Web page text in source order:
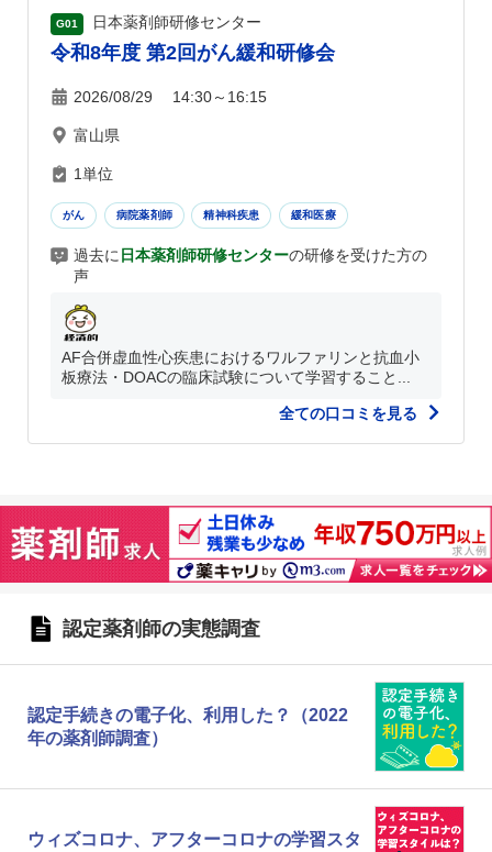
G01 日本薬剤師研修センター
令和8年度 第2回がん緩和研修会
2026/08/29 14:30～16:15
富山県
1単位
がん 病院薬剤師 精神科疾患 緩和医療
過去に 日本薬剤師研修センターの研修を受けた方の
声
AF合併虚血性心疾患におけるワルファリンと抗血小
板療法・DOACの臨床試験について学習すること...
全ての口コミを見る
認定薬剤師の実態調査
認定手続きの電子化、利用した？（2022
年の薬剤師調査）
ウィズコロナ、アフターコロナの学習スタ